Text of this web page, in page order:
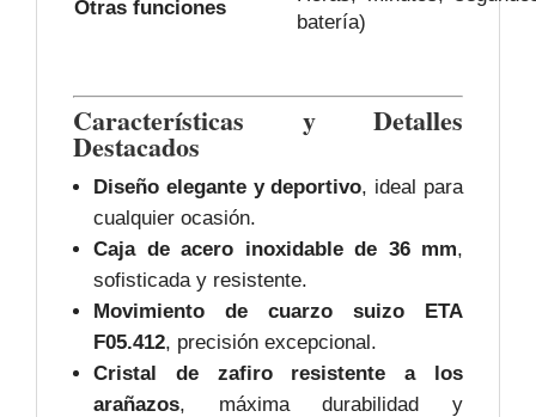
Otras funciones
batería)
Características y Detalles
Destacados
Diseño elegante y deportivo, ideal para
cualquier ocasión.
Caja de acero inoxidable de 36 mm,
sofisticada y resistente.
Movimiento de cuarzo suizo ETA
F05.412, precisión excepcional.
Cristal de zafiro resistente a los
arañazos, máxima durabilidad y